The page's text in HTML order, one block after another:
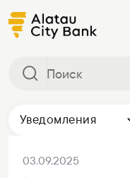
Уведомления
03.09.2025